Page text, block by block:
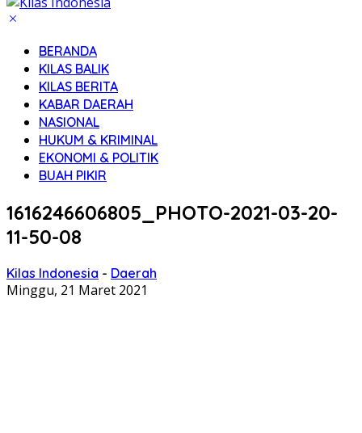
BERANDA
KILAS BALIK
KILAS BERITA
KABAR DAERAH
NASIONAL
HUKUM & KRIMINAL
EKONOMI & POLITIK
BUAH PIKIR
1616246606805_PHOTO-2021-03-20-
11-50-08
Kilas Indonesia - Daerah
Minggu, 21 Maret 2021